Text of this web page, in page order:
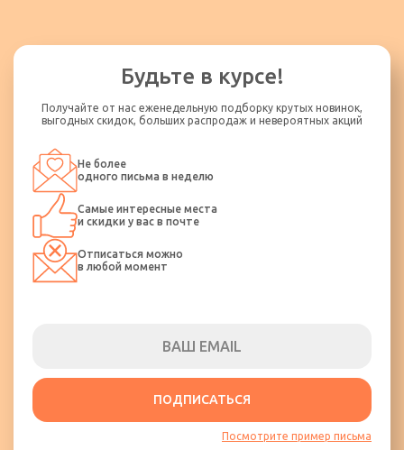
Будьте в курсе!
Получайте от нас еженедельную подборку крутых новинок,
выгодных скидок, больших распродаж и невероятных акций
Не более
одного письма в неделю
Самые интересные места
и скидки у вас в почте
Отписаться можно
в любой момент
ПОДПИСАТЬСЯ
Посмотрите пример письма